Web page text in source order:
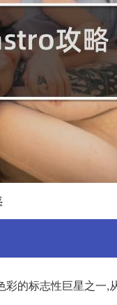
彩的标志性巨星之一,